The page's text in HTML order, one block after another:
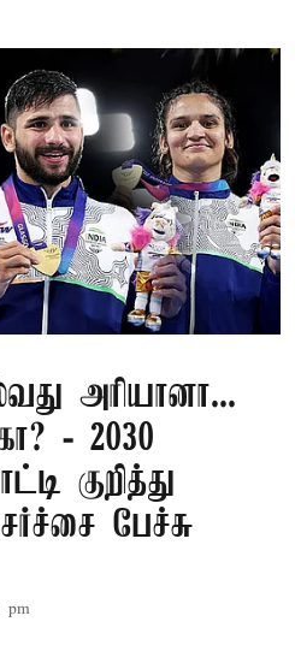
அரியானா...
- 2030
குறித்து
பேச்சு
pm